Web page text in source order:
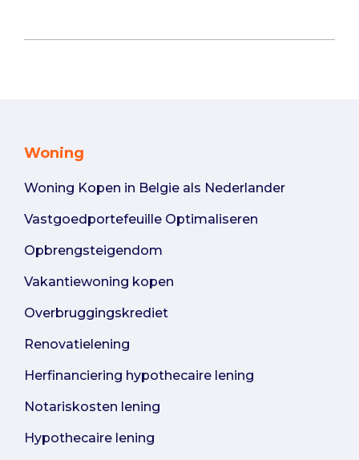
Woning
Woning Kopen in Belgie als Nederlander
Vastgoedportefeuille Optimaliseren
Opbrengsteigendom
Vakantiewoning kopen
Overbruggingskrediet
Renovatielening
Herfinanciering hypothecaire lening
Notariskosten lening
Hypothecaire lening